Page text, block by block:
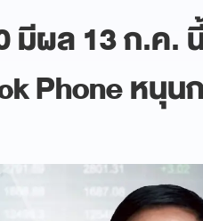
มีผล 13 ก.ค.
Phone หนุน